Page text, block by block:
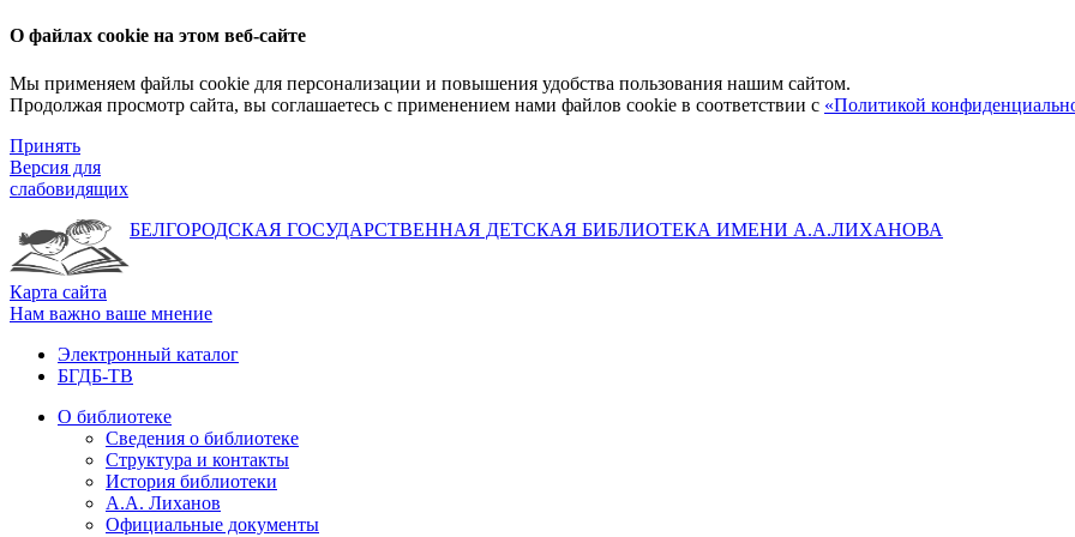
О файлах cookie на этом веб-сайте
Мы применяем файлы cookie для персонализации и повышения удобства пользования нашим сайтом.
Продолжая просмотр сайта, вы соглашаетесь с применением нами файлов cookie в соответствии с «Политикой
Принять
Версия для
слабовидящих
БЕЛГОРОДСКАЯ ГОСУДАРСТВЕННАЯ ДЕТСКАЯ БИБЛИОТЕКА ИМЕНИ А.А.ЛИХАНОВА
Карта сайта
Нам важно ваше мнение
Электронный каталог
БГДБ-ТВ
О библиотеке
Сведения о библиотеке
Структура и контакты
История библиотеки
А.А. Лиханов
Официальные документы